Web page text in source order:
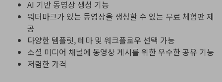
AI 기반 동영상 생성 기능
워터마크가 있는 동영상을 생성할 수 있는 무료 체험판 제
공
다양한 템플릿, 테마 및 워크플로우 선택 가능
소셜 미디어 채널에 동영상 게시를 위한 우수한 공유 기능
저렴한 가격